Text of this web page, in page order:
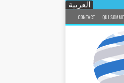
العربية
CONTACT QUI